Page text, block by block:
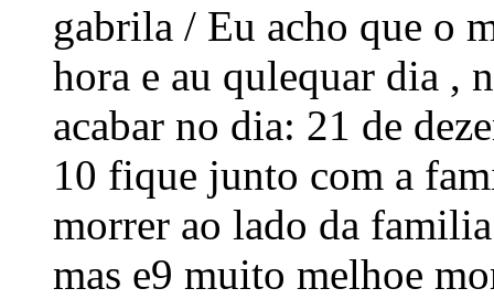
gabrila / Eu acho que o
hora e au qulequar dia ,
acabar no dia: 21 de
10 fique junto com a
morrer ao lado da
mas e9 muito melhoe